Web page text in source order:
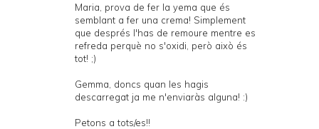
Maria, prova de fer la yema que és
semblant a fer una crema! Simplement
que després l'has de remoure mentre es
refreda perquè no s'oxidi, però això és
tot! ;)
Gemma, doncs quan les hagis
descarregat ja me n'enviaràs alguna! :)
Petons a tots/es!!